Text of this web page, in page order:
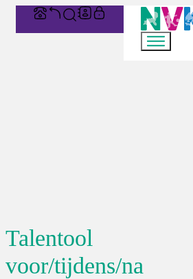
Talentool
voor/tijdens/na